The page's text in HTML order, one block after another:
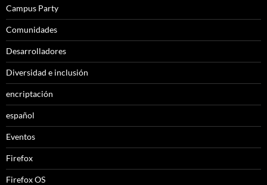
Campus Party
Comunidades
Desarrolladores
Diversidad e inclusión
encriptación
español
Eventos
Firefox
Firefox OS